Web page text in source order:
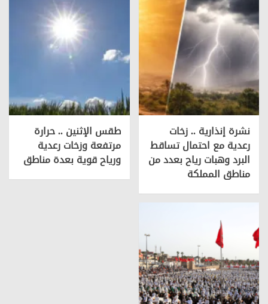
نشرة إنذارية .. زخات
رعدية مع احتمال تساقط
البرد وهبات رياح بعدد من
مناطق المملكة
طقس الإثنين .. حرارة
مرتفعة وزخات رعدية
ورياح قوية بعدة مناطق